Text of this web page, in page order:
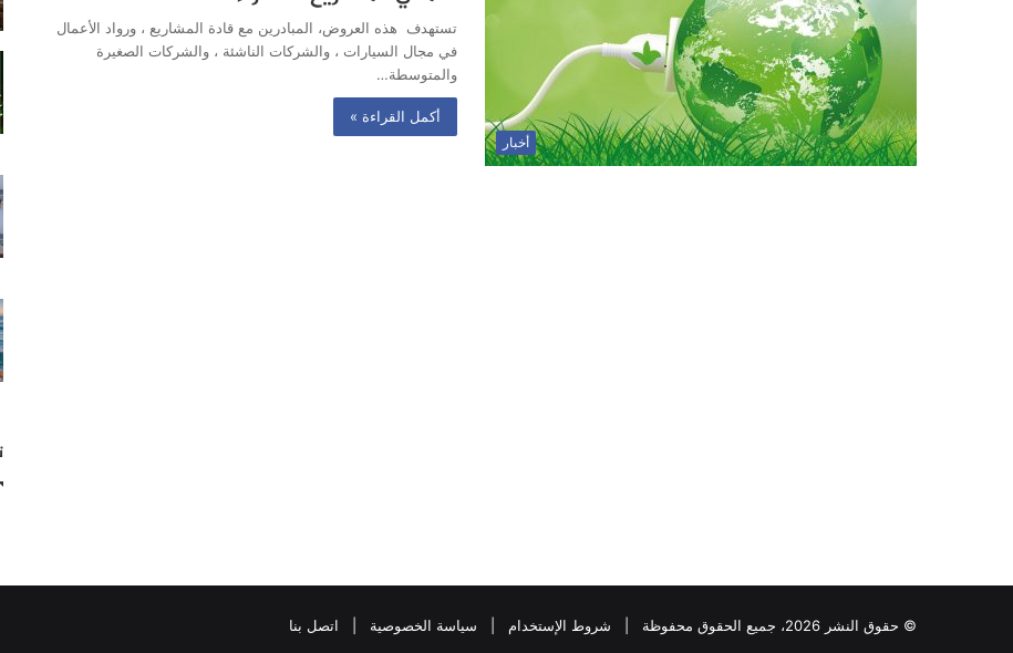
أخبار
تستهدف هذه العروض، المبادرين مع قادة المشاريع ، ورواد الأعمال
في مجال السيارات ، والشركات الناشئة ، والشركات الصغيرة
والمتوسطة…
أكمل القراءة »
© حقوق النشر 2026، جميع الحقوق محفوظة | شروط الإستخدام سياسة الخصوصية اتصل بنا